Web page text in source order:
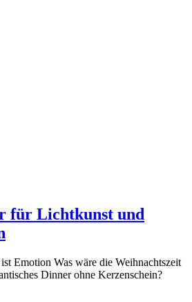
für Lichtkunst und
Emotion Was wäre die Weihnachtszeit
Dinner ohne Kerzenschein?